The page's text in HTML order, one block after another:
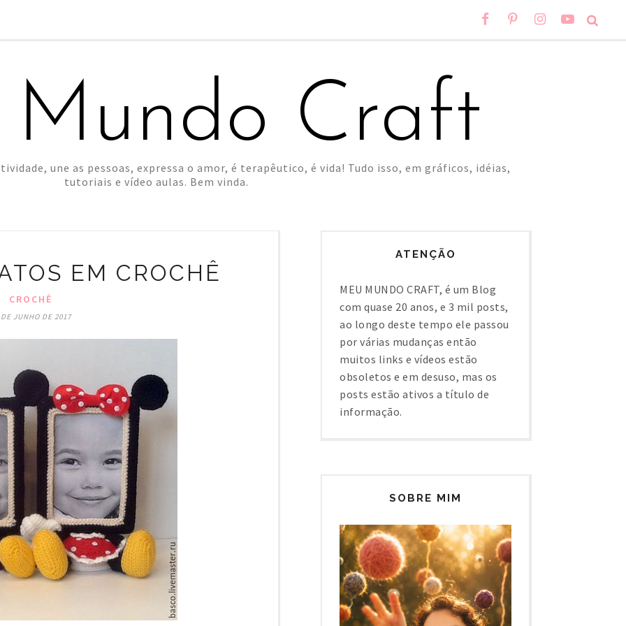
Craft
une as pessoas, expressa o amor, é terapêutico, é vida! Tudo isso, em gráficos, idéias,
tutoriais e vídeo aulas. Bem vinda.
EM CROCHÊ
CROCHÊ
JUNHO DE 2017
ATENÇÃO
MEU MUNDO CRAFT, é um Blog
com quase 20 anos, e 3 mil posts,
ao longo deste tempo ele passou
por várias mudanças então
muitos links e vídeos estão
obsoletos e em desuso, mas os
posts estão ativos a título de
informação.
SOBRE MIM